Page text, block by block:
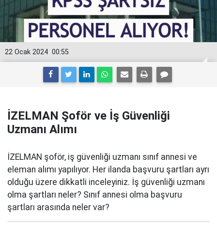
00:55
22 Ocak 2024
İZELMAN Şoför ve İş Güvenliği
Uzmanı Alımı
İZELMAN şoför, iş güvenliği uzmanı sınıf annesi ve
eleman alımı yapılıyor. Her ilanda başvuru şartları ayrı
olduğu üzere dikkatli inceleyiniz. İş güvenliği uzmanı
olma şartları neler? Sınıf annesi olma başvuru
şartları arasında neler var?